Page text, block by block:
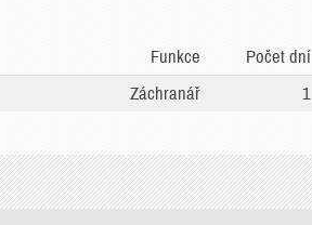
Funkce Počet dní
Záchranář 1